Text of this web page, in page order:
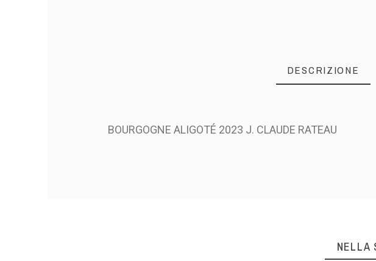
DESCRIZIONE
BOURGOGNE ALIGOTÉ 2023 J. CLAUDE RATEAU
NELLA